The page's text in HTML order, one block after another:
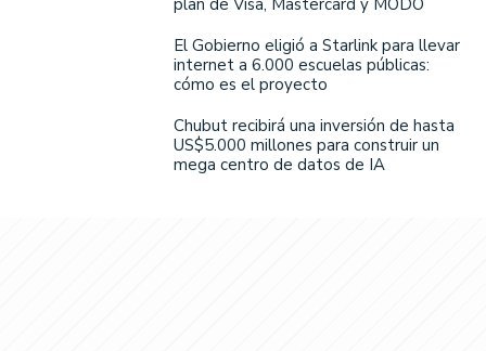
El Gobierno eligió a Starlink para llevar
internet a 6.000 escuelas públicas:
cómo es el proyecto
Chubut recibirá una inversión de hasta
US$5.000 millones para construir un
mega centro de datos de IA